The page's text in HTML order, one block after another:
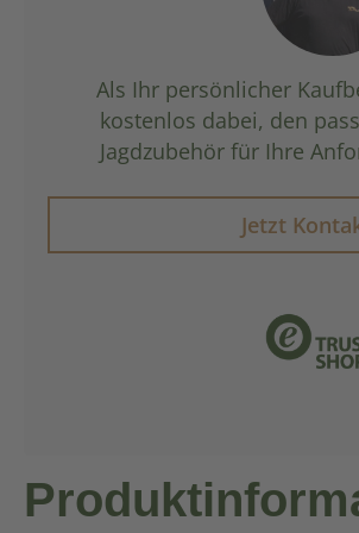
Als Ihr persönlicher
kostenlos dabei, den
Jagdzubehör für Ihre
Jetzt